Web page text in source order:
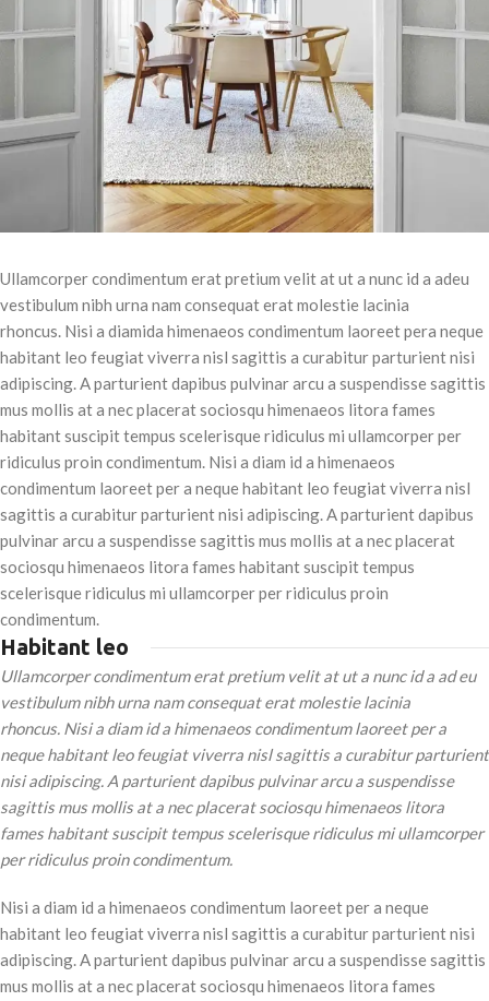
Ullamcorper condimentum erat pretium velit at ut a nunc id a adeu
vestibulum nibh urna nam consequat erat molestie lacinia
rhoncus. Nisi a diamida himenaeos condimentum laoreet pera neque
habitant leo feugiat viverra nisl sagittis a curabitur parturient nisi
adipiscing. A parturient dapibus pulvinar arcu a suspendisse sagittis
mus mollis at a nec placerat sociosqu himenaeos litora fames
habitant suscipit tempus scelerisque ridiculus mi ullamcorper per
ridiculus proin condimentum. Nisi a diam id a himenaeos
condimentum laoreet per a neque habitant leo feugiat viverra nisl
sagittis a curabitur parturient nisi adipiscing. A parturient dapibus
pulvinar arcu a suspendisse sagittis mus mollis at a nec placerat
sociosqu himenaeos litora fames habitant suscipit tempus
scelerisque ridiculus mi ullamcorper per ridiculus proin
condimentum.
Habitant leo
Ullamcorper condimentum erat pretium velit at ut a nunc id a ad eu
vestibulum nibh urna nam consequat erat molestie lacinia
rhoncus. Nisi a diam id a himenaeos condimentum laoreet per a
neque habitant leo feugiat viverra nisl sagittis a curabitur parturient
nisi adipiscing. A parturient dapibus pulvinar arcu a suspendisse
sagittis mus mollis at a nec placerat sociosqu himenaeos litora
fames habitant suscipit tempus scelerisque ridiculus mi ullamcorper
per ridiculus proin condimentum.
Nisi a diam id a himenaeos condimentum laoreet per a neque
habitant leo feugiat viverra nisl sagittis a curabitur parturient nisi
adipiscing. A parturient dapibus pulvinar arcu a suspendisse sagittis
mus mollis at a nec placerat sociosqu himenaeos litora fames